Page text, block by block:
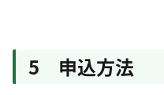
5 申込方法